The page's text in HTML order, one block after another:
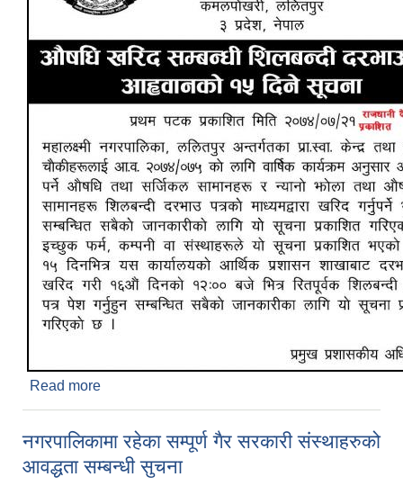
Read more
नगरपालिकामा रहेका सम्पूर्ण गैर सरकारी संस्थाहरुको
आवद्धता सम्बन्धी सुचना